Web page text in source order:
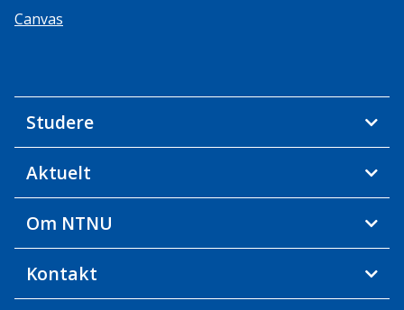
Canvas
Studere
Aktuelt
Om NTNU
Kontakt